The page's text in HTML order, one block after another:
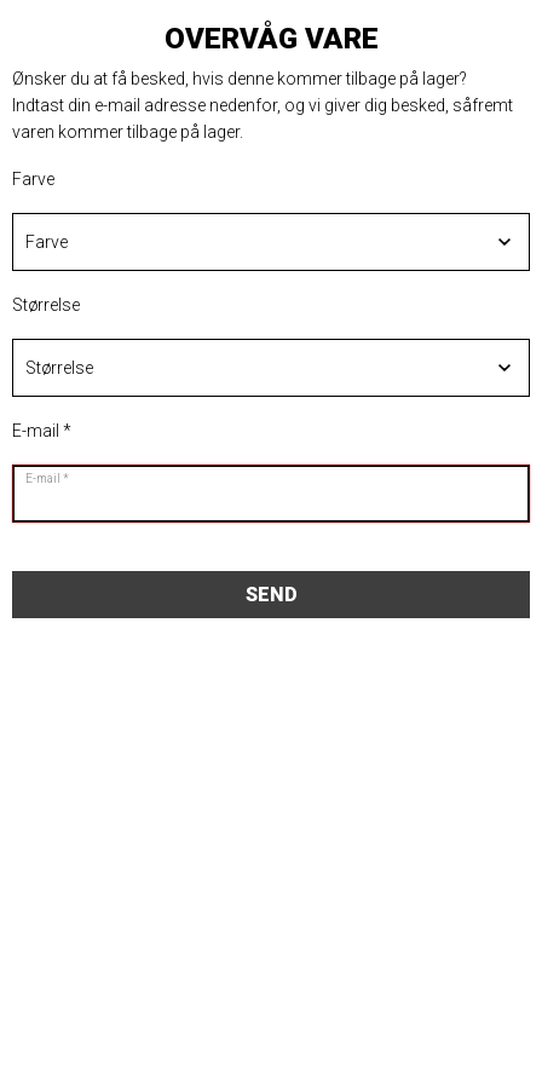
OVERVÅG VARE
Ønsker du at få besked, hvis denne kommer tilbage på lager?
Indtast din e-mail adresse nedenfor, og vi giver dig besked, såfremt
varen kommer tilbage på lager.
Farve
Størrelse
E-mail
E-mail